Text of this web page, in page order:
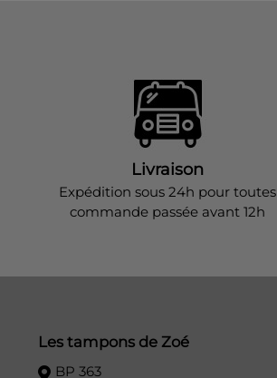
Livraison
Expédition sous 24h pour toutes
commande passée avant 12h
Les tampons de Zoé
BP 363